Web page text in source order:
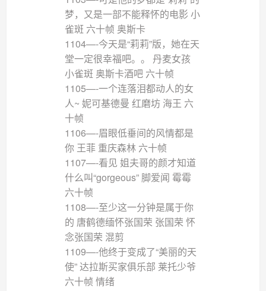
梦，又是一部不能释怀的电影 小
雀斑 六十帧 奥斯卡
1104—-今天是“莉莉”版，她在天
堂一定很幸福吧。。 丹麦女孩
小雀斑 奥斯卡酒吧 六十帧
1105—-一个连落泪都动人的女
人~ 妮可基德曼 红磨坊 海王 六
十帧
1106—-眉眼低垂间的风情都是
你 王菲 重庆森林 六十帧
1107—-看见 姐夫哥的颜才知道
什么叫“gorgeous” 脚爱闻 霉霉
六十帧
1108—-至少这一分钟是属于你
的 唐鹤德缅怀张国荣 张国荣 怀
念张国荣 混剪
1109—-他终于变成了“美丽的天
使” 达拉斯买家俱乐部 莱托少爷
六十帧 情绪